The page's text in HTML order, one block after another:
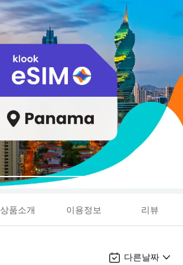
상품소개 이용정보 리뷰
다른날짜